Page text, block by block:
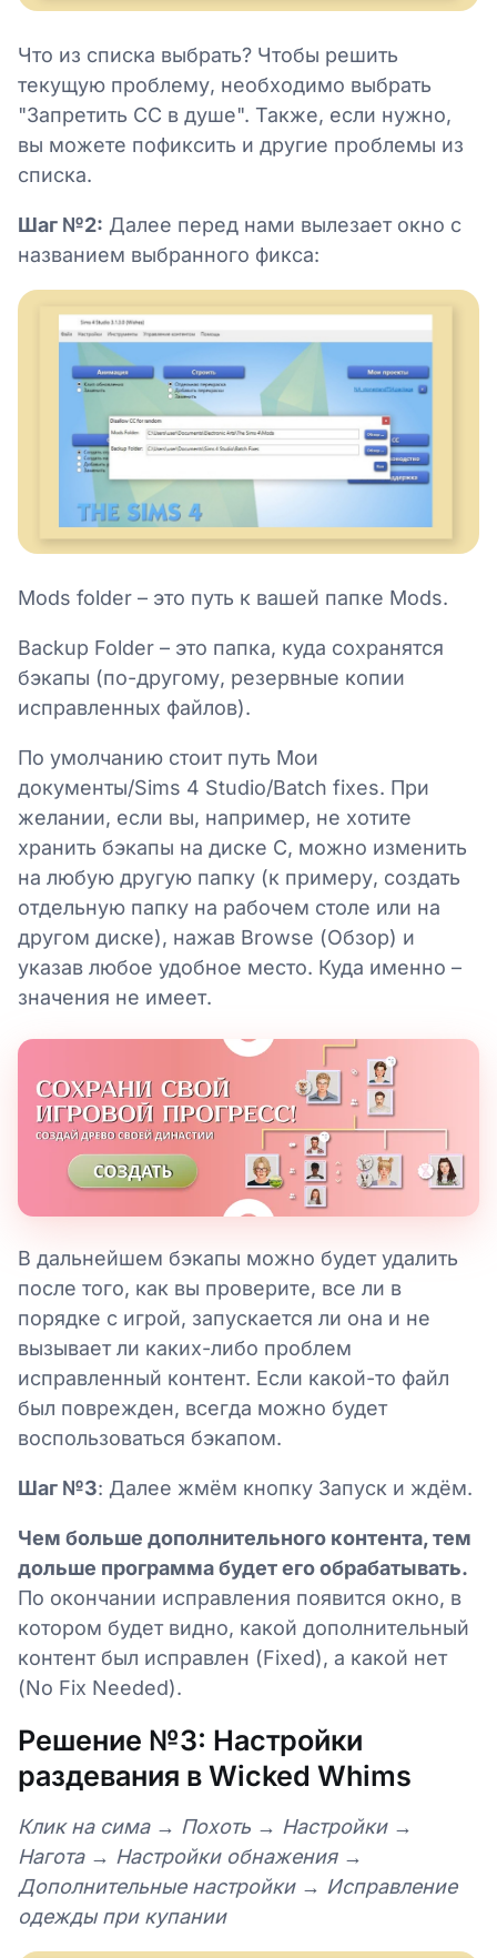
Что из списка выбрать? Чтобы решить
текущую проблему, необходимо выбрать
"Запретить СС в душе". Также, если нужно,
вы можете пофиксить и другие проблемы из
списка.
Шаг №2: Далее перед нами вылезает окно с
названием выбранного фикса:
Mods folder – это путь к вашей папке Mods.
Backup Folder – это папка, куда сохранятся
бэкапы (по-другому, резервные копии
исправленных файлов).
По умолчанию стоит путь Мои
документы/Sims 4 Studio/Batch fixes. При
желании, если вы, например, не хотите
хранить бэкапы на диске C, можно изменить
на любую другую папку (к примеру, создать
отдельную папку на рабочем столе или на
другом диске), нажав Browse (Обзор) и
указав любое удобное место. Куда именно –
значения не имеет.
В дальнейшем бэкапы можно будет удалить
после того, как вы проверите, все ли в
порядке с игрой, запускается ли она и не
вызывает ли каких-либо проблем
исправленный контент. Если какой-то файл
был поврежден, всегда можно будет
воспользоваться бэкапом.
Шаг №3: Далее жмём кнопку Запуск и ждём.
Чем больше дополнительного контента, тем
дольше программа будет его обрабатывать.
По окончании исправления появится окно, в
котором будет видно, какой дополнительный
контент был исправлен (Fixed), а какой нет
(No Fix Needed).
Решение №3: Настройки
раздевания в Wicked Whims
Клик на сима → Похоть → Настройки →
Нагота → Настройки обнажения →
Дополнительные настройки → Исправление
одежды при купании